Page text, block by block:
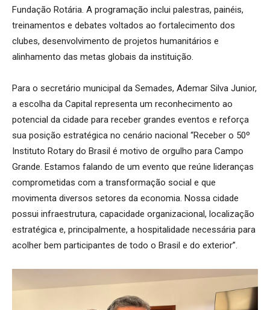
Fundação Rotária. A programação inclui palestras, painéis,
treinamentos e debates voltados ao fortalecimento dos
clubes, desenvolvimento de projetos humanitários e
alinhamento das metas globais da instituição.
Para o secretário municipal da Semades, Ademar Silva Junior,
a escolha da Capital representa um reconhecimento ao
potencial da cidade para receber grandes eventos e reforça
sua posição estratégica no cenário nacional “Receber o 50º
Instituto Rotary do Brasil é motivo de orgulho para Campo
Grande. Estamos falando de um evento que reúne lideranças
comprometidas com a transformação social e que
movimenta diversos setores da economia. Nossa cidade
possui infraestrutura, capacidade organizacional, localização
estratégica e, principalmente, a hospitalidade necessária para
acolher bem participantes de todo o Brasil e do exterior”.